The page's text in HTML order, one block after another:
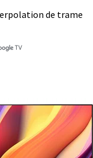
de trame